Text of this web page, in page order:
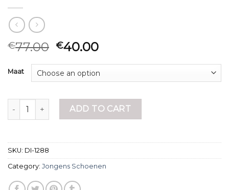
€77.00 €40.00
Maat
jongens schoenen quantity
ADD TO CART
SKU: DI-1288
Category: Jongens Schoenen